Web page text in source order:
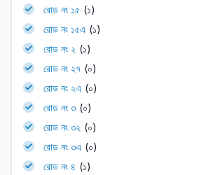
রোড নং ১৫ (১)
রোড নং ১৫এ (১)
রোড নং ২ (১)
রোড নং ২৭ (০)
রোড নং ২এ (০)
রোড নং ৩ (০)
রোড নং ৩২ (০)
রোড নং ৩এ (০)
রোড নং ৪ (১)